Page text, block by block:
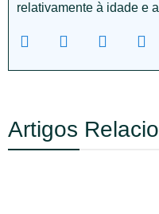
relativamente à idade e
Artigos